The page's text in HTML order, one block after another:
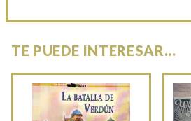
TE PUEDE INTERESAR...